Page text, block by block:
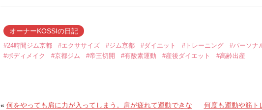
オーナーKOSSIの日記
#24時間ジム京都 #エクササイズ #ジム京都 #ダイエット #トレーニング #パーソナ
#ボディメイク
#京都ジム #帝王切開 #有酸素運動 #産後ダイエット #高齢出産
« 何をやっても肩に力が入ってしまう。肩が疲れて運動できな
何度も運動や筋ト